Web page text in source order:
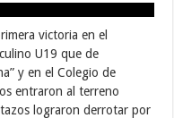
victoria en el
U19 que de
y en el Colegio de
entraron al terreno
lograron derrotar por